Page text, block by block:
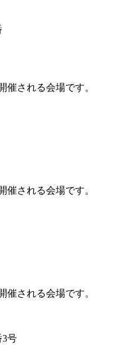
催される会場です。
催される会場です。
催される会場です。
3号